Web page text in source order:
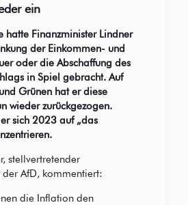
ein
hatte Finanzminister Lindner
der Einkommen- und
oder die Abschaffung des
in Spiel gebracht. Auf
Grünen hat er diese
wieder zurückgezogen.
sich 2023 auf „das
stellvertretender
der AfD, kommentiert:
die Inflation den